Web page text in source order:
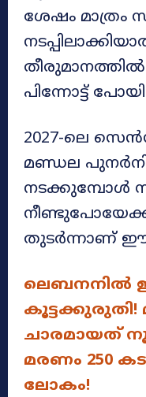
ശേഷം മാത്രം
പിന്നോട്ട്
2027-ലെ
മണ്ഡല
നടക്കുമ്പോൾ
തുടർന്നാണ് ഈ
ലെബനനിൽ
കൂട്ടക്കുരുതി!
ചാരമായത്
മരണം 250
ലോകം!